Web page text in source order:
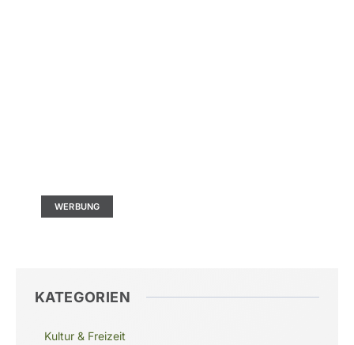
WERBUNG
KATEGORIEN
Kultur & Freizeit